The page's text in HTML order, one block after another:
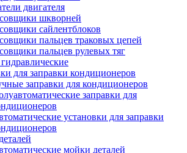
двигателя
шкворней
сайлентблоков
пальцев траковых цепей
пальцев рулевых тяг
для заправки кондиционеров
заправки для кондиционеров
заправки для
установки для заправки
мойки деталей